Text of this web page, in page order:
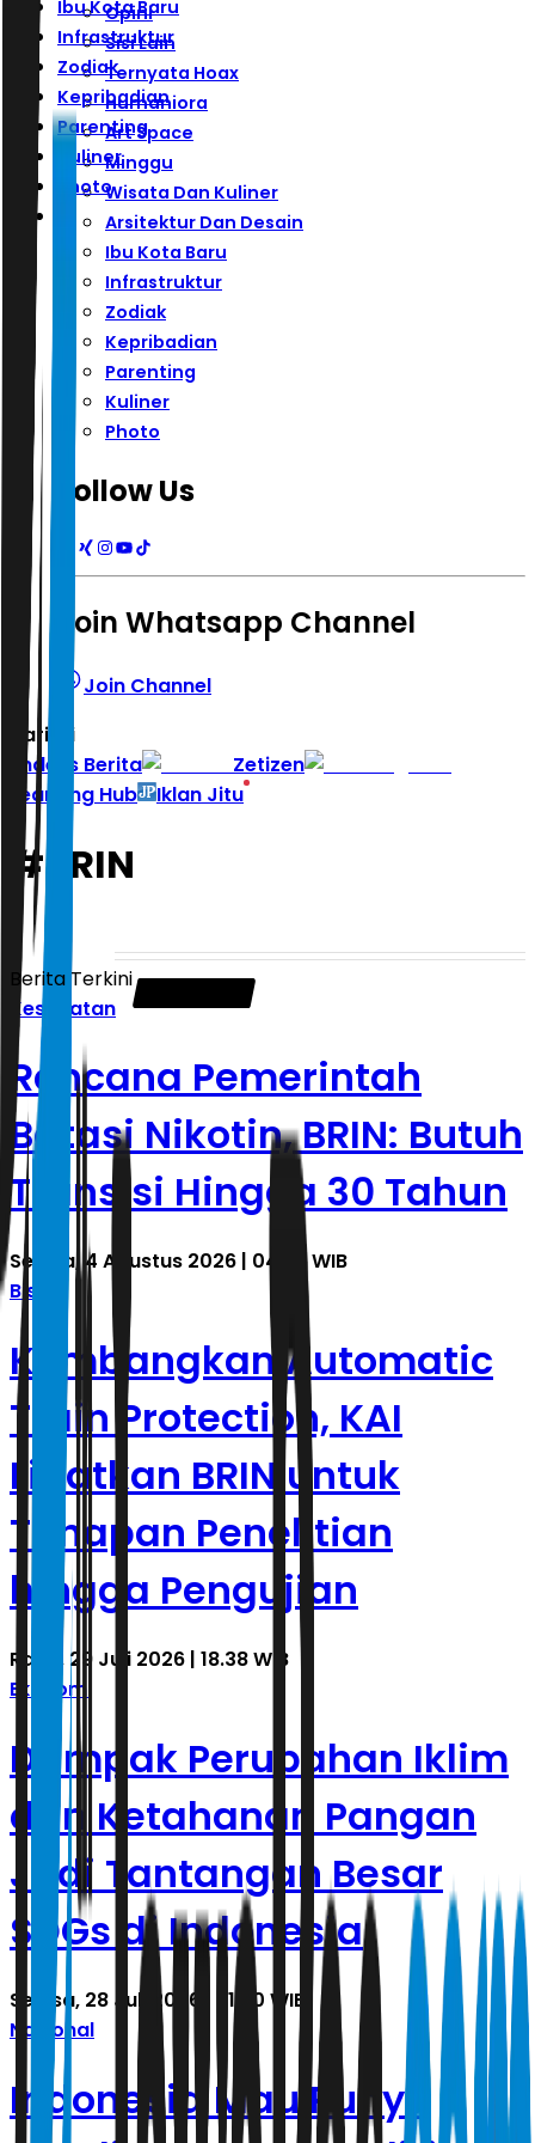
Ibu Kota Baru
Infrastruktur
Zodiak
Kepribadian
Parenting
Kuliner
Photo
Opini
Sisi Lain
Ternyata Hoax
Humaniora
Art Space
Minggu
Wisata Dan Kuliner
Arsitektur Dan Desain
Ibu Kota Baru
Infrastruktur
Zodiak
Kepribadian
Parenting
Kuliner
Photo
Follow Us
Join Whatsapp Channel
Join Channel
Hari ini
Indeks Berita
Zetizen
Learning Hub
Iklan Jitu
#BRIN
Berita Terkini
Kesehatan
Rencana Pemerintah
Batasi Nikotin, BRIN: Butuh
Transisi Hingga 30 Tahun
Selasa, 4 Agustus 2026 | 04.25 WIB
Bisnis
Kembangkan Automatic
Train Protection, KAI
Libatkan BRIN untuk
Tahapan Penelitian
hingga Pengujian
Rabu, 29 Juli 2026 | 18.38 WIB
Ekonomi
Dampak Perubahan Iklim
dan Ketahanan Pangan
Jadi Tantangan Besar
SDGs di Indonesia
Selasa, 28 Juli 2026 | 21.30 WIB
Nasional
Indonesia Mau Punya